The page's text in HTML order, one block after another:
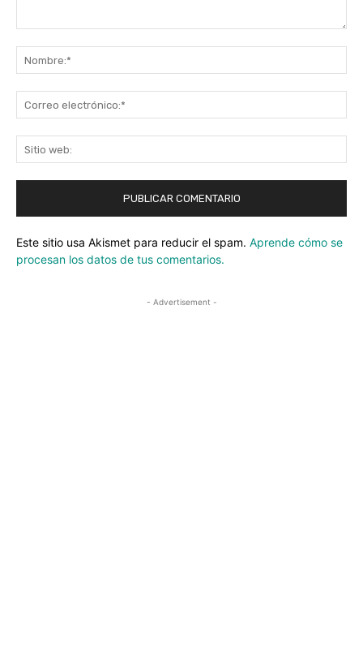
Este sitio usa Akismet para reducir el spam. Aprende cómo se
procesan los datos de tus comentarios.
- Advertisement -